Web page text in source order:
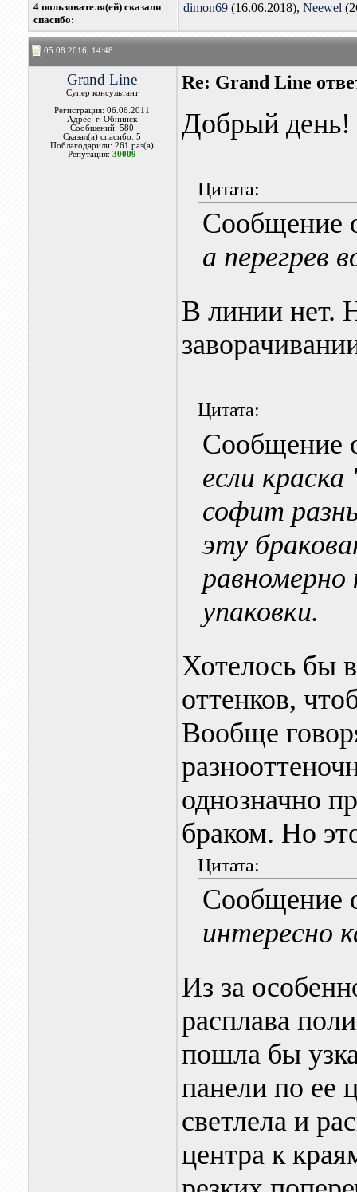
4 пользователя(ей) сказали
cпасибо:
dimon69(16.06.2018), Neewel
05.08.2016, 14:48
Grand Line
Супер консультант
Регистрация: 06.06.2011
Адрес: г. Обнинск
Сообщений: 580
Сказал(а) спасибо: 5
Поблагодарили: 261 раз(а)
Репутация:30009
Re: Grand Line
Добрый день!
Цитата:
Сообщение
а перегрев
В линии нет.
Цитата:
Сообщение
если
софит
эту
равномерно
упаковки.
Хотелось бы
оттенков,
Вообще
однозначно
браком. Но
Цитата:
Сообщение
интересно
Из за
расплава
пошла бы
панели по ее
светлела и
центра к